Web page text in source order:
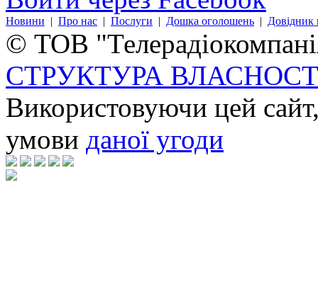
Новини | Про нас | Послуги | Дошка оголошень | Довідник
© ТОВ
СТРУКТУРА
Використовуючи цей
умови даної угоди